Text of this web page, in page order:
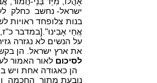
ישראל- נחשב כחלק
בנות צלופחד
אֲחֵי אָבִינוּ".[במדבר
על הנשים לא נגזרה
את ארץ ישראל. הן
לסיכום לאור האמור
הן כאגודה אחת
נובעת מתוך החכמה